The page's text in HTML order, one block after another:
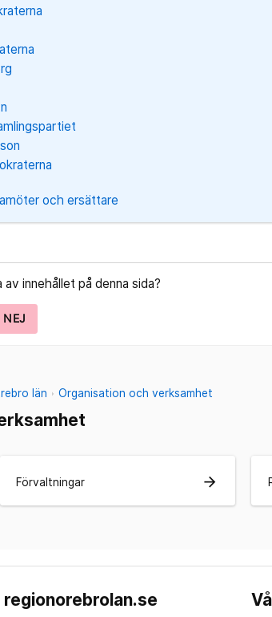
och ersättare
innehållet på denna sida?
NEJ
län Organisation och verksamhet
Förvaltningar arrow_forward
regionorebrolan.se